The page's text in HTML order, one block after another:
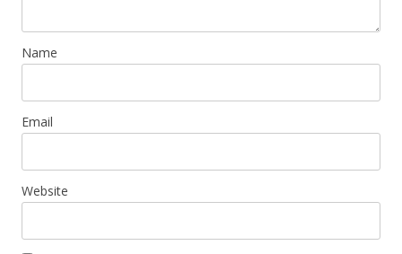
Name
Email
Website